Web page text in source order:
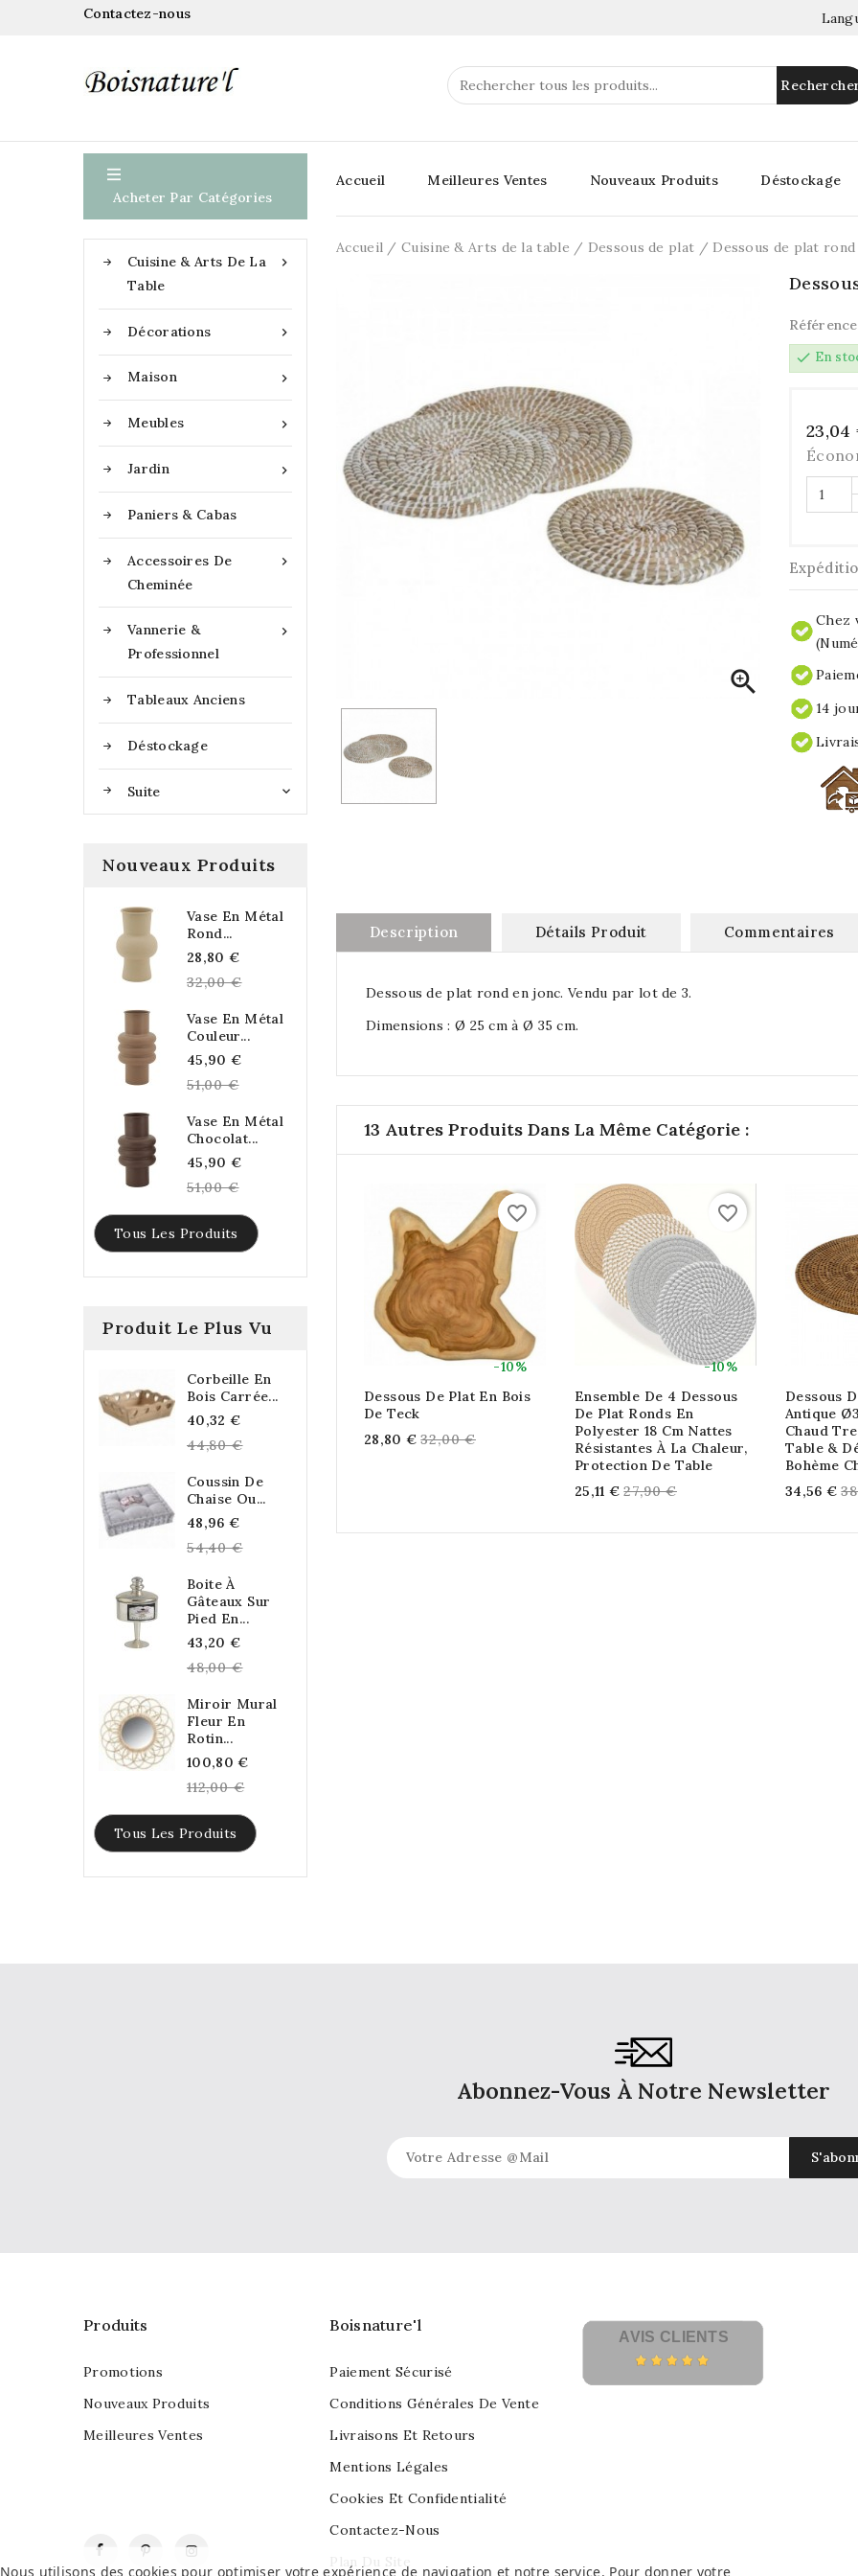
Contactez-nous

Acheter Par Catégories

Cuisine & Arts De La
Table

Décorations

Maison

Meubles

Jardin
Paniers & Cabas

Accessoires De
Cheminée

Vannerie &
Professionnel
Tableaux Anciens
Déstockage
Suite 
Nouveaux Produits
Vase En Métal
Rond...
28,80 €
price
32,00 €
Vase En Métal
Couleur...
45,90 €
51,00 €
Vase En Métal
Chocolat...
45,90 €
51,00 €
Tous Les Produits
Produit Le Plus Vu
Corbeille En
Bois Carrée...
40,32 €
price
44,80 €
Coussin De
Chaise Ou...
48,96 €
price
54,40 €
Boite À
Gâteaux Sur
Pied En...
43,20 €
price
48,00 €
Miroir Mural
Fleur En
Rotin...
100,80 €
112,00 €
Tous Les Produits
Accueil Meilleures Ventes Nouveaux Produits Déstockage
Accueil Cuisine & Arts de la table Dessous de plat Dessous de plat

Référence
check En
23,04
Chez
14
Description Détails Produit Commentaires
Dessous de plat rond en jonc. Vendu par lot de 3.
Dimensions : Ø 25 cm à Ø 35 cm.
13 Autres Produits Dans La Même Catégorie :
-10%
favorite_border
Dessous De Plat En Bois
De Teck
28,80 € Regular
32,00 €
-10%
favorite_border
Ensemble De 4 Dessous
De Plat Ronds En
Polyester 18 Cm Nattes
Résistantes À La Chaleur,
Protection De Table
25,11 € Regular
27,90 €
Dessous
Antique
Chaud
Table &
Bohème
34,56 €
Abonnez-Vous À Notre Newsletter
FacebookPinterest
Produits
Promotions
Nouveaux Produits
Meilleures Ventes
Boisnature'l
Paiement Sécurisé
Conditions Générales De Vente
Livraisons Et Retours
Mentions Légales
Cookies Et Confidentialité
Contactez-Nous
Nous utilisons des cookies pour optimiser votre expérience de navigation et notre service. Pour donner votre
AVIS CLIENTS